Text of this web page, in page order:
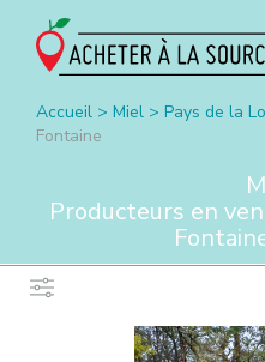
Accueil > Miel > Pays de la
Fontaine
Producteurs en